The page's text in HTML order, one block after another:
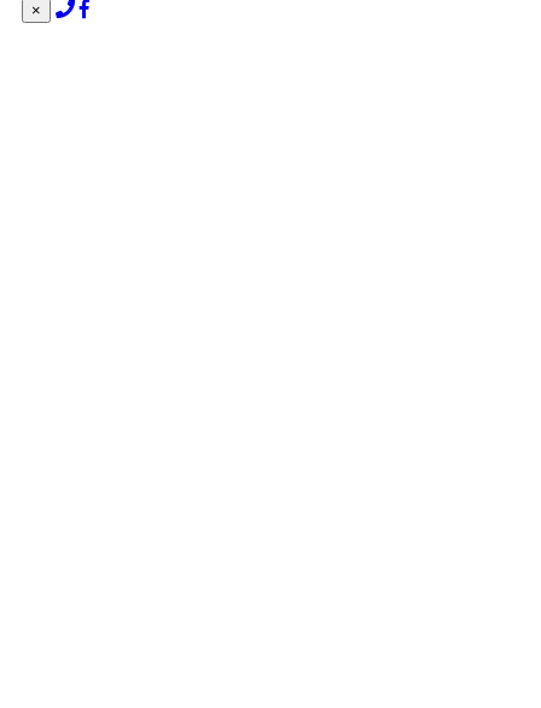
×